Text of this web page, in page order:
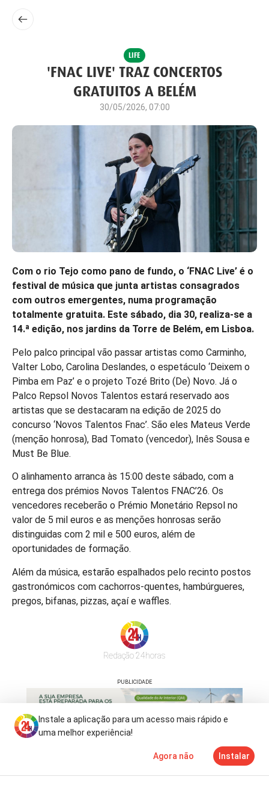
LIFE
'FNAC LIVE' TRAZ CONCERTOS
GRATUITOS A BELÉM
30/05/2026, 07:00
Com o rio Tejo como pano de fundo, o ‘FNAC Live’ é o
festival de música que junta artistas consagrados
com outros emergentes, numa programação
totalmente gratuita. Este sábado, dia 30, realiza-se a
14.ª edição, nos jardins da Torre de Belém, em Lisboa.
Pelo palco principal vão passar artistas como Carminho,
Valter Lobo, Carolina Deslandes, o espetáculo ‘Deixem o
Pimba em Paz’ e o projeto Tozé Brito (De) Novo. Já o
Palco Repsol Novos Talentos estará reservado aos
artistas que se destacaram na edição de 2025 do
concurso ‘Novos Talentos Fnac’. São eles Mateus Verde
(menção honrosa), Bad Tomato (vencedor), Inês Sousa e
Must Be Blue.
O alinhamento arranca às 15:00 deste sábado, com a
entrega dos prémios Novos Talentos FNAC’26. Os
vencedores receberão o Prémio Monetário Repsol no
valor de 5 mil euros e as menções honrosas serão
distinguidas com 2 mil e 500 euros, além de
oportunidades de formação.
Além da música, estarão espalhados pelo recinto postos
gastronómicos com cachorros-quentes, hambúrgueres,
pregos, bifanas, pizzas, açaí e waffles.
Redação 24horas
PUBLICIDADE
Mais
Instale a aplicação para um acesso mais rápido e
uma melhor experiência!
Agora não Instalar